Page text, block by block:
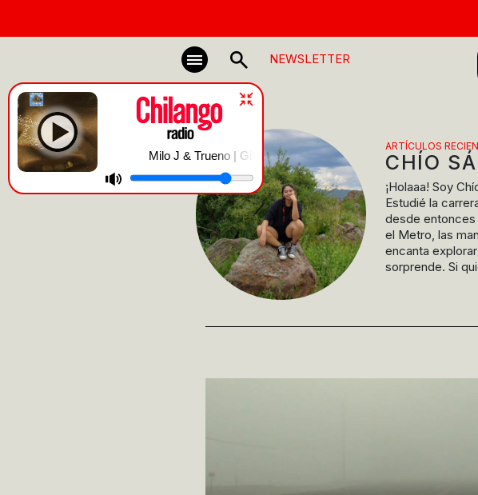
NEWSLETTER
Milo J & Trueno | Gil
ARTÍCULOS
CHÍO
¡Holaaa! Soy
Estudié la
desde entonces
el Metro, las
encanta
sorprende. Si